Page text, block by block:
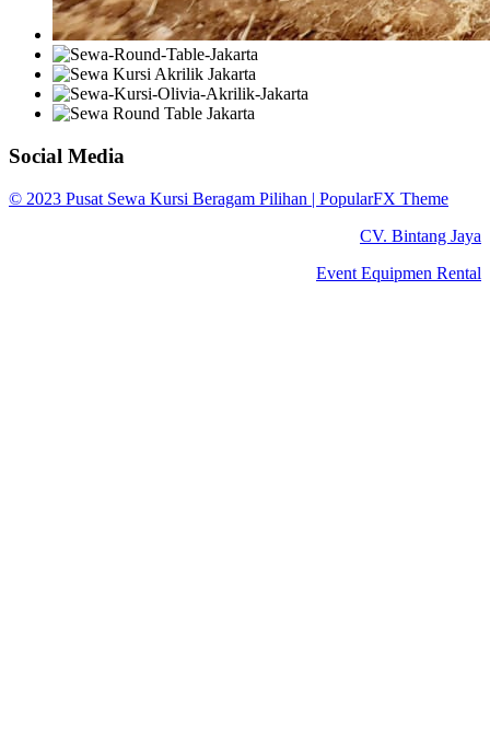
Social Media
© 2023 Pusat Sewa Kursi Beragam Pilihan | PopularFX Theme
CV. Bintang Jaya
Event Equipmen Rental